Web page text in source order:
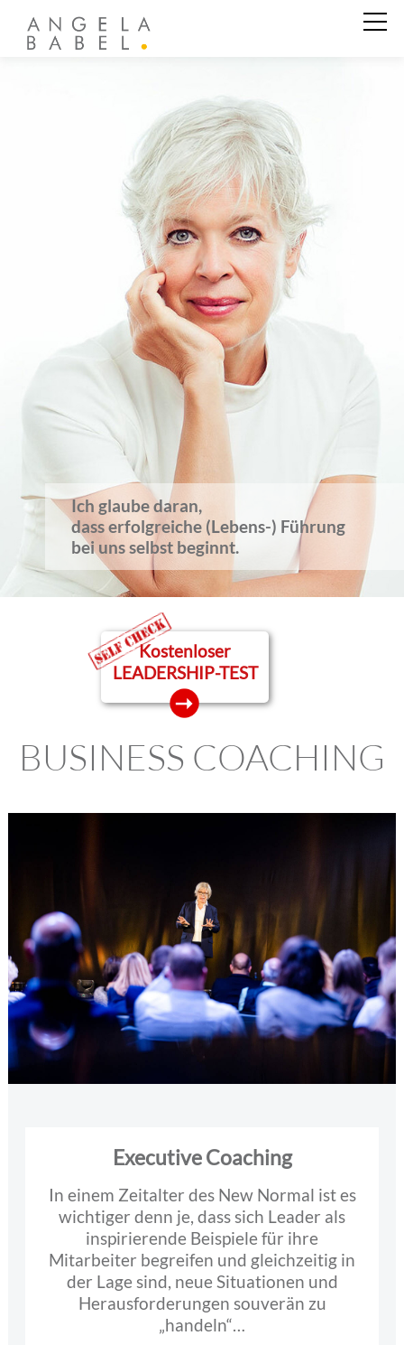
Business Coaching
Private Coaching
Angela Babel
Kundenstimmen
Aktuelles
Kontakt
HomeIch glaube daran,
dass erfolgreiche (Lebens-) Führung
bei uns selbst beginnt.
Kostenloser
LEADERSHIP-TEST
BUSINESS COACHING
Executive Coaching
In einem Zeitalter des New Normal ist es
wichtiger denn je, dass sich Leader als
inspirierende Beispiele für ihre
Mitarbeiter begreifen und gleichzeitig in
der Lage sind, neue Situationen und
Herausforderungen souverän zu
„handeln“…